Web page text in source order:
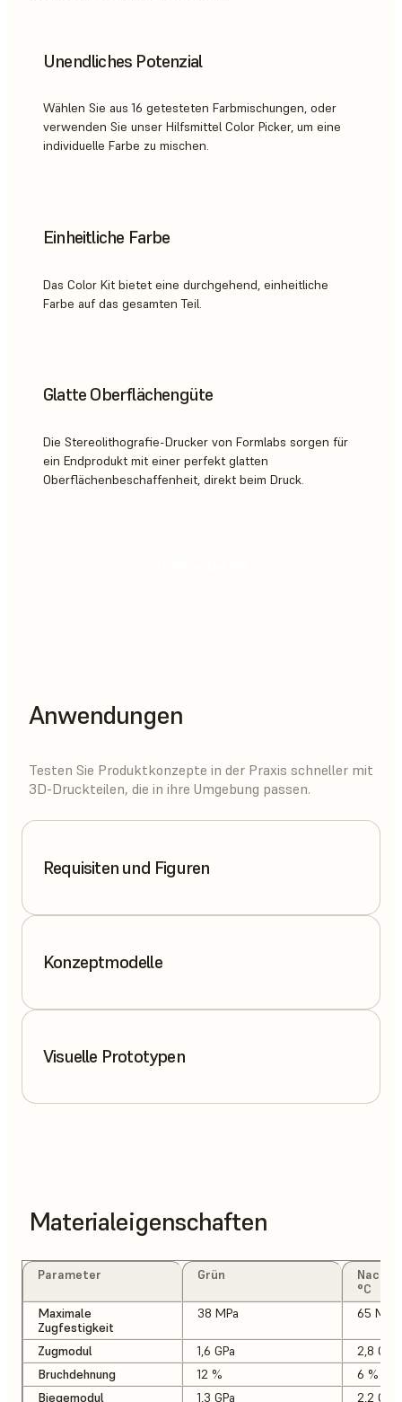
Unendliches Potenzial
Wählen Sie aus 16 getesteten Farbmischungen, oder
verwenden Sie unser Hilfsmittel Color Picker, um eine
individuelle Farbe zu mischen.
Einheitliche Farbe
Das Color Kit bietet eine durchgehend, einheitliche
Farbe auf das gesamten Teil.
Glatte Oberflächengüte
Die Stereolithografie-Drucker von Formlabs sorgen für
ein Endprodukt mit einer perfekt glatten
Oberflächenbeschaffenheit, direkt beim Druck.
Anwendungen
Testen Sie Produktkonzepte in der Praxis schneller mit
3D-Druckteilen, die in ihre Umgebung passen.
Requisiten und Figuren
Konzeptmodelle
Visuelle Prototypen
Materialeigenschaften
Parameter Grün
°C
Maximale
Zugfestigkeit
38 MPa 65 MPa
Zugmodul 1,6 GPa
2,8 GPa
Bruchdehnung
12 %
6 %
Biegemodul
1,3 GPa 2,2 GPa